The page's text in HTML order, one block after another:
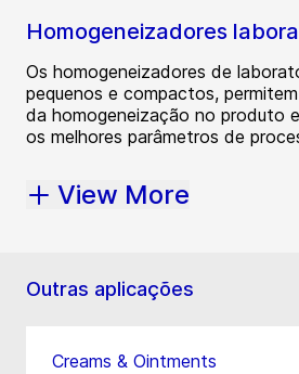
Homogeneizadores
Os homogeneizadores de
pequenos e compactos,
da homogeneização no produto
os melhores parâmetros de
View More
Outras aplicações
Creams & Ointments